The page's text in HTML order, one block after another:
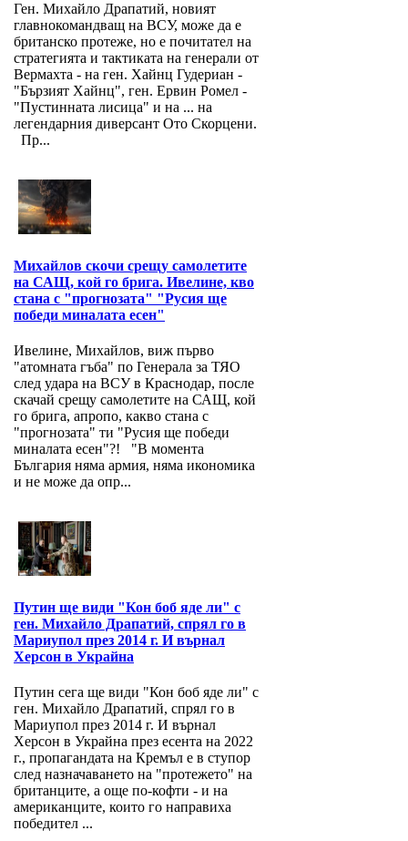
Ген. Михайло Драпатий, новият
главнокомандващ на ВСУ, може да е
британско протеже, но е почитател на
стратегията и тактиката на генерали от
Вермахта - на ген. Хайнц Гудериан -
"Бързият Хайнц", ген. Ервин Ромел -
"Пустинната лисица" и на ... на
легендарния диверсант Ото Скорцени.
Пр...
Михайлов скочи срещу самолетите
на САЩ, кой го брига. Ивелине, кво
стана с "прогнозата" "Русия ще
победи миналата есен"
Ивелине, Михайлов, виж първо
"атомната гъба" по Генерала за ТЯО
след удара на ВСУ в Краснодар, после
скачай срещу самолетите на САЩ, кой
го брига, апропо, какво стана с
"прогнозата" ти "Русия ще победи
миналата есен"?! "В момента
България няма армия, няма икономика
и не може да опр...
Путин ще види "Кон боб яде ли" с
ген. Михайло Драпатий, спрял го в
Мариупол през 2014 г. И върнал
Херсон в Украйна
Путин сега ще види "Кон боб яде ли" с
ген. Михайло Драпатий, спрял го в
Мариупол през 2014 г. И върнал
Херсон в Украйна през есента на 2022
г., пропагандата на Кремъл е в ступор
след назначаването на "протежето" на
британците, а още по-кофти - и на
американците, които го направиха
победител ...